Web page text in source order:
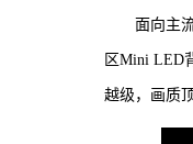
面向主
区Mini LED
越级，画质